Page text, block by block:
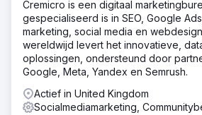
Cremicro is een digitaal
gespecialiseerd is in SEO, Google
marketing, social media en
wereldwijd levert het innovatieve,
oplossingen, ondersteund door
Google, Meta, Yandex en Semrush.
Actief in United Kingdom
Socialmediamarketing,